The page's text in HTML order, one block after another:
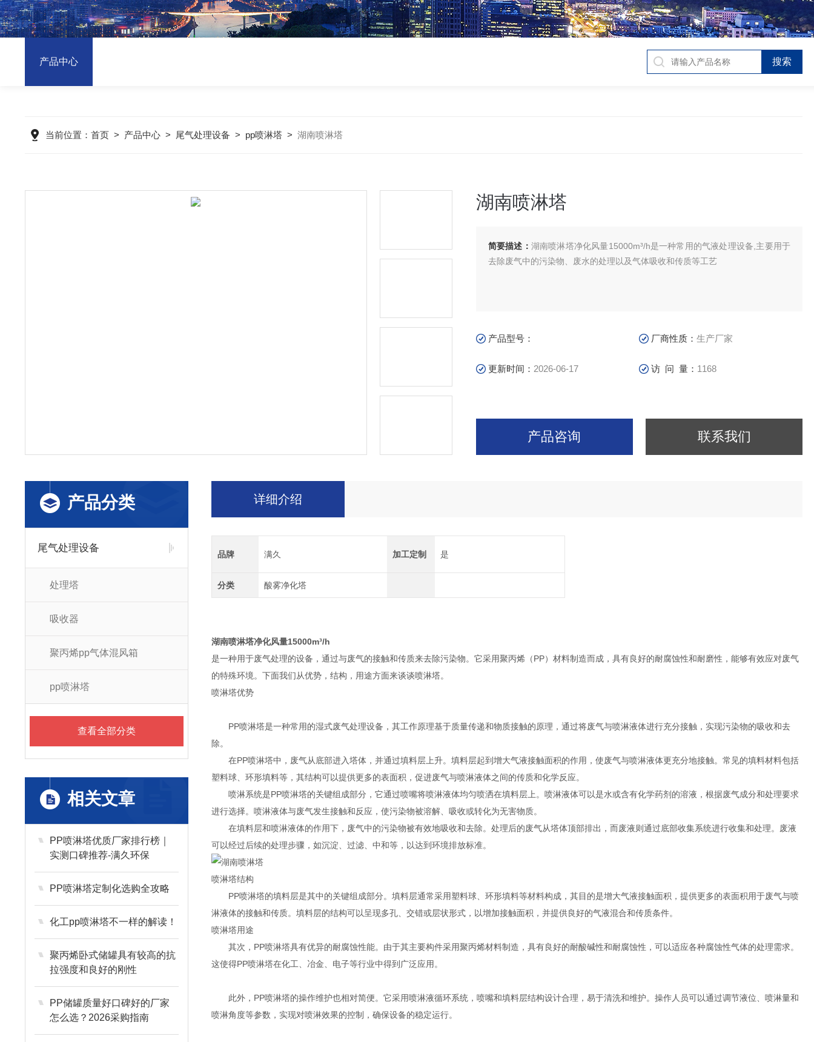
产品中心
当前位置： 首页> 产品中心> 尾气处理设备 > pp喷淋塔> 湖南喷淋塔
湖南喷淋塔
简要描述： 湖南喷淋塔净化风量15000m³/h是一种常用的气液处理设备,主要用于
去除废气中的污染物、废水的处理以及气体吸收和传质等工艺
产品型号： 厂商性质：生产厂家
更新时间： 2026-06-17 访 问 量： 1168
产品咨询 联系我们
产品分类
尾气处理设备
处理塔
吸收器
聚丙烯pp气体混风箱
pp喷淋塔
查看全部分类
相关文章
PP喷淋塔优质厂家排行榜｜
实测口碑推荐-满久环保
PP喷淋塔定制化选购全攻略
化工pp喷淋塔不一样的解读！
聚丙烯卧式储罐具有较高的抗
拉强度和良好的刚性
PP储罐质量好口碑好的厂家
怎么选？2026采购指南
详细介绍
品牌 满久 加工定制 是
分类 酸雾净化塔
湖南喷淋塔净化风量15000m³/h
是一种用于废气处理的设备，通过与废气的接触和传质来去除污染物。它采用聚丙烯（PP）材料制造而成，具有良好的耐腐蚀性和耐磨性，能够有效应对废气
的特殊环境。下面我们从优势，结构，用途方面来谈谈喷淋塔。
喷淋塔优势
PP喷淋塔是一种常用的湿式废气处理设备，其工作原理基于质量传递和物质接触的原理，通过将废气与喷淋液体进行充分接触，实现污染物的吸收和去
除。
在PP喷淋塔中，废气从底部进入塔体，并通过填料层上升。填料层起到增大气液接触面积的作用，使废气与喷淋液体更充分地接触。常见的填料材料包括
塑料球、环形填料等，其结构可以提供更多的表面积，促进废气与喷淋液体之间的传质和化学反应。
喷淋系统是PP喷淋塔的关键组成部分，它通过喷嘴将喷淋液体均匀喷洒在填料层上。喷淋液体可以是水或含有化学药剂的溶液，根据废气成分和处理要求
进行选择。喷淋液体与废气发生接触和反应，使污染物被溶解、吸收或转化为无害物质。
在填料层和喷淋液体的作用下，废气中的污染物被有效地吸收和去除。处理后的废气从塔体顶部排出，而废液则通过底部收集系统进行收集和处理。废液
可以经过后续的处理步骤，如沉淀、过滤、中和等，以达到环境排放标准。
喷淋塔结构
PP喷淋塔的填料层是其中的关键组成部分。填料层通常采用塑料球、环形填料等材料构成，其目的是增大气液接触面积，提供更多的表面积用于废气与喷
淋液体的接触和传质。填料层的结构可以呈现多孔、交错或层状形式，以增加接触面积，并提供良好的气液混合和传质条件。
喷淋塔用途
其次，PP喷淋塔具有优异的耐腐蚀性能。由于其主要构件采用聚丙烯材料制造，具有良好的耐酸碱性和耐腐蚀性，可以适应各种腐蚀性气体的处理需求。
这使得PP喷淋塔在化工、冶金、电子等行业中得到广泛应用。
此外，PP喷淋塔的操作维护也相对简便。它采用喷淋液循环系统，喷嘴和填料层结构设计合理，易于清洗和维护。操作人员可以通过调节液位、喷淋量和
喷淋角度等参数，实现对喷淋效果的控制，确保设备的稳定运行。